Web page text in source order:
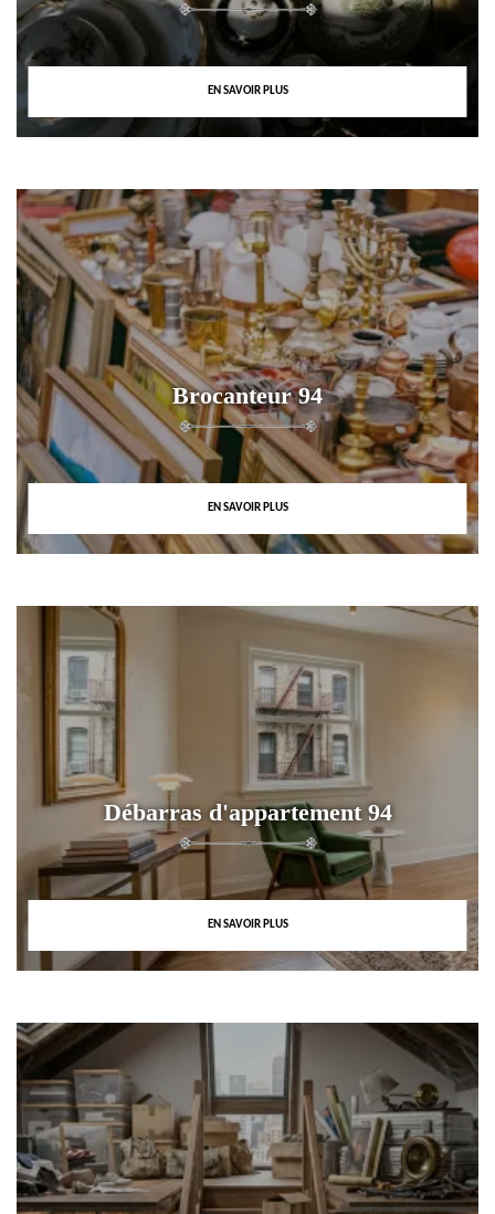
EN SAVOIR PLUS
Brocanteur 94
EN SAVOIR PLUS
Débarras d'appartement 94
EN SAVOIR PLUS